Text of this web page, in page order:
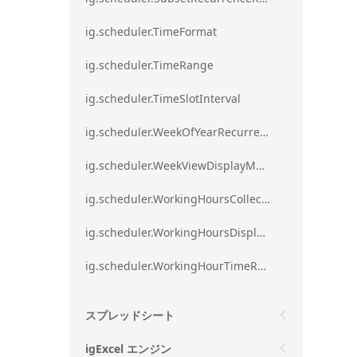
ig.scheduler.TimeFormat
ig.scheduler.TimeRange
ig.scheduler.TimeSlotInterval
ig.scheduler.WeekOfYearRecurrenceRule
ig.scheduler.WeekViewDisplayMode
ig.scheduler.WorkingHoursCollection
ig.scheduler.WorkingHoursDisplayMode
ig.scheduler.WorkingHourTimeRange
スプレッドシート
igExcel エンジン